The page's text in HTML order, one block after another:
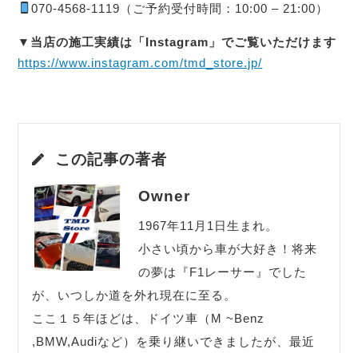
070-4568-1119（ご予約受付時間：10:00 – 21:00）
▼当店の施工実績は「Instagram」でご覧いただけます
https://www.instagram.com/tmd_store.jp/
この記事の著者
Owner
1967年11月1日生まれ。
小さい頃から車が大好き！将来
の夢は『F1レーサー』でした
が、いつしか道を外れ現在に至る。
ここ１５年ほどは、ドイツ車（M ~Benz
,BMW,Audiなど）を乗り継いできましたが、最近